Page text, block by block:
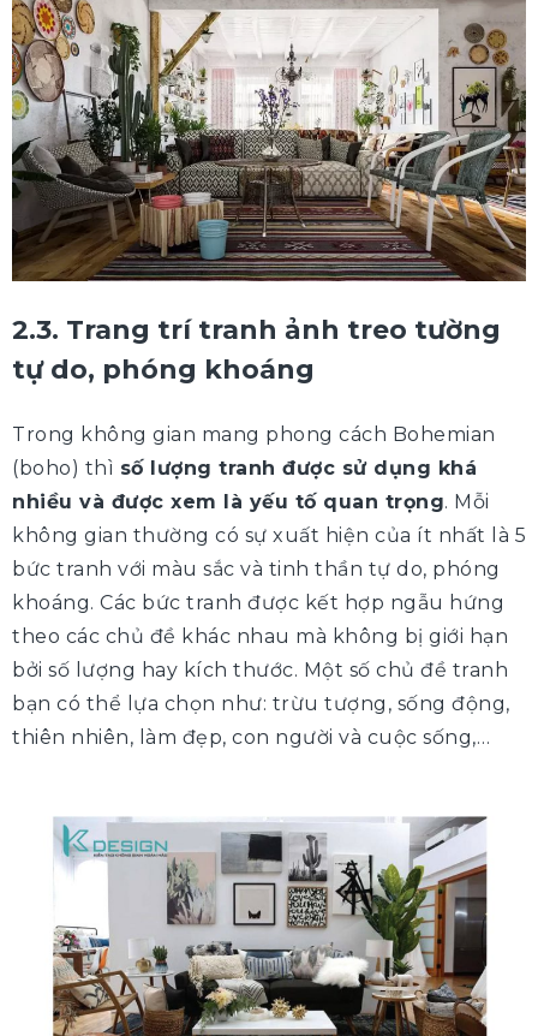
2.3. Trang trí tranh ảnh treo tường
tự do, phóng khoáng
Trong không gian mang phong cách Bohemian
(boho) thì số lượng tranh được sử dụng khá
nhiều và được xem là yếu tố quan trọng. Mỗi
không gian thường có sự xuất hiện của ít nhất là 5
bức tranh với màu sắc và tinh thần tự do, phóng
khoáng. Các bức tranh được kết hợp ngẫu hứng
theo các chủ đề khác nhau mà không bị giới hạn
bởi số lượng hay kích thước. Một số chủ đề tranh
bạn có thể lựa chọn như: trừu tượng, sống động,
thiên nhiên, làm đẹp, con người và cuộc sống,…